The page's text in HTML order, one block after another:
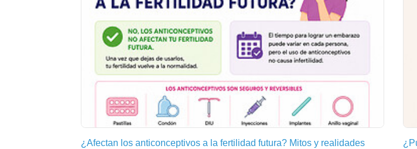
¿Afectan los anticonceptivos a la fertilidad futura? Mitos y realidades